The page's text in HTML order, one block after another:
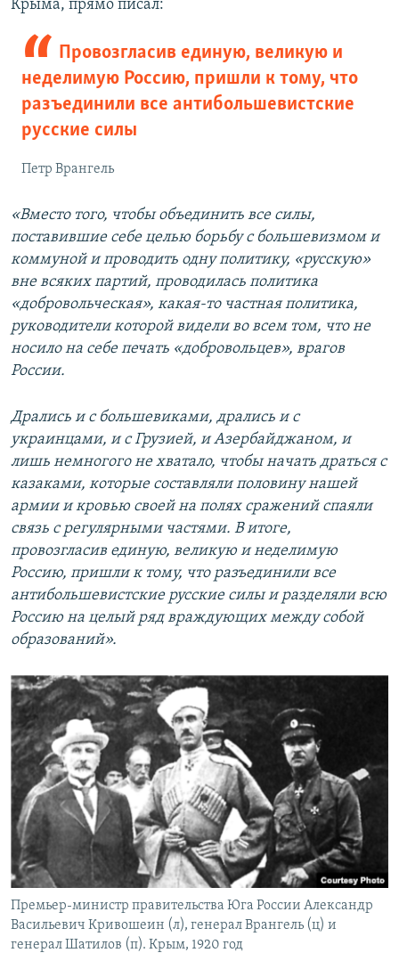
Крыма, прямо писал:
Провозгласив единую, великую и
неделимую Россию, пришли к тому, что
разъединили все антибольшевистские
русские силы
Петр Врангель
«Вместо того, чтобы объединить все силы,
поставившие себе целью борьбу с большевизмом и
коммуной и проводить одну политику, «русскую»
вне всяких партий, проводилась политика
«добровольческая», какая-то частная политика,
руководители которой видели во всем том, что не
носило на себе печать «добровольцев», врагов
России.
Дрались и с большевиками, дрались и с
украинцами, и с Грузией, и Азербайджаном, и
лишь немногого не хватало, чтобы начать драться с
казаками, которые составляли половину нашей
армии и кровью своей на полях сражений спаяли
связь с регулярными частями. В итоге,
провозгласив единую, великую и неделимую
Россию, пришли к тому, что разъединили все
антибольшевистские русские силы и разделяли всю
Россию на целый ряд враждующих между собой
образований».
Премьер-министр правительства Юга России Александр
Васильевич Кривошеин (л), генерал Врангель (ц) и
генерал Шатилов (п). Крым, 1920 год